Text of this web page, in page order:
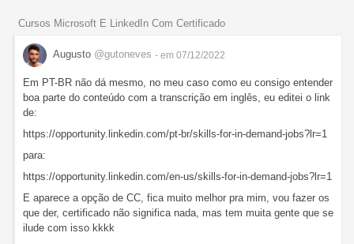
Cursos Microsoft E LinkedIn Com Certificado
Augusto @gutoneves - em 07/12/2022
Em PT-BR não dá mesmo, no meu caso como eu consigo entender
boa parte do conteúdo com a transcrição em inglês, eu editei o link
de:
https://opportunity.linkedin.com/pt-br/skills-for-in-demand-jobs?lr=1
para:
https://opportunity.linkedin.com/en-us/skills-for-in-demand-jobs?lr=1
E aparece a opção de CC, fica muito melhor pra mim, vou fazer os
que der, certificado não significa nada, mas tem muita gente que se
ilude com isso kkkk